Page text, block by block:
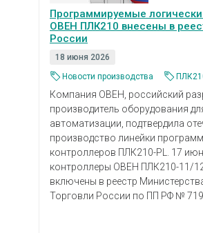
Программируемые
ОВЕН ПЛК210 внесены в
России
18 июня 2026
Новости производства
Компания ОВЕН, российский
производитель оборудования
автоматизации, подтвердила
производство линейки
контроллеров ПЛК210-PL. 17
контроллеры ОВЕН ПЛК210-11/
включены в реестр
Торговли России по ПП РФ №